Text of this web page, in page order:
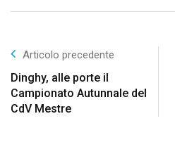
Articolo precedente
Dinghy, alle porte il
Campionato Autunnale del
CdV Mestre